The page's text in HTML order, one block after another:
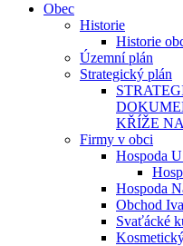
Obec
Historie
Historie
Územní plán
Strategický plán
KŘÍŽE
Firmy v obci
Hospoda
Hospoda
Obchod
Svaťácké